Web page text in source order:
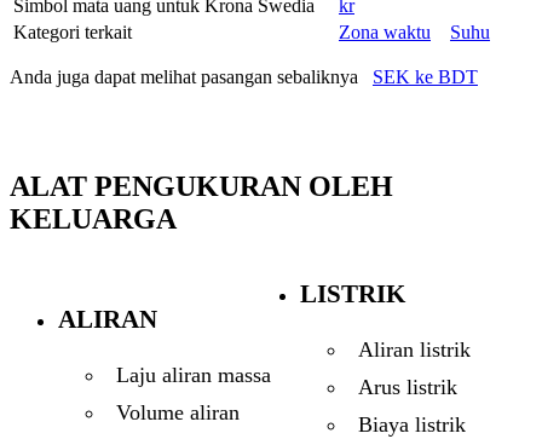
Simbol mata uang untuk Krona Swedia
kr
Kategori terkait
Zona waktu Suhu
Anda juga dapat melihat pasangan sebaliknya SEK ke BDT
ALAT PENGUKURAN OLEH
KELUARGA
ALIRAN
Laju aliran massa
Volume aliran
LISTRIK
Aliran listrik
Arus listrik
Biaya listrik